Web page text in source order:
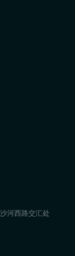
河西路交汇处